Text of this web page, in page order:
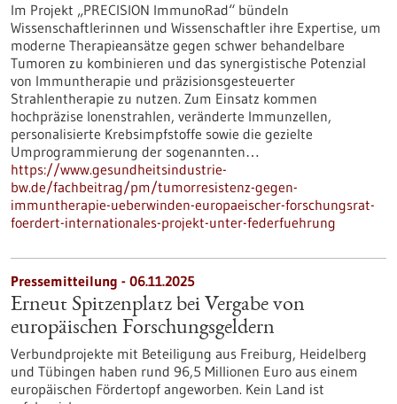
Im Projekt „PRECISION ImmunoRad“ bündeln
Wissenschaftlerinnen und Wissenschaftler ihre Expertise, um
moderne Therapieansätze gegen schwer behandelbare
Tumoren zu kombinieren und das synergistische Potenzial
von Immuntherapie und präzisionsgesteuerter
Strahlentherapie zu nutzen. Zum Einsatz kommen
hochpräzise Ionenstrahlen, veränderte Immunzellen,
personalisierte Krebsimpfstoffe sowie die gezielte
Umprogrammierung der sogenannten…
https://www.gesundheitsindustrie-
bw.de/fachbeitrag/pm/tumorresistenz-gegen-
immuntherapie-ueberwinden-europaeischer-forschungsrat-
foerdert-internationales-projekt-unter-federfuehrung
Pressemitteilung - 06.11.2025
Erneut Spitzenplatz bei Vergabe von
europäischen Forschungsgeldern
Verbundprojekte mit Beteiligung aus Freiburg, Heidelberg
und Tübingen haben rund 96,5 Millionen Euro aus einem
europäischen Fördertopf angeworben. Kein Land ist